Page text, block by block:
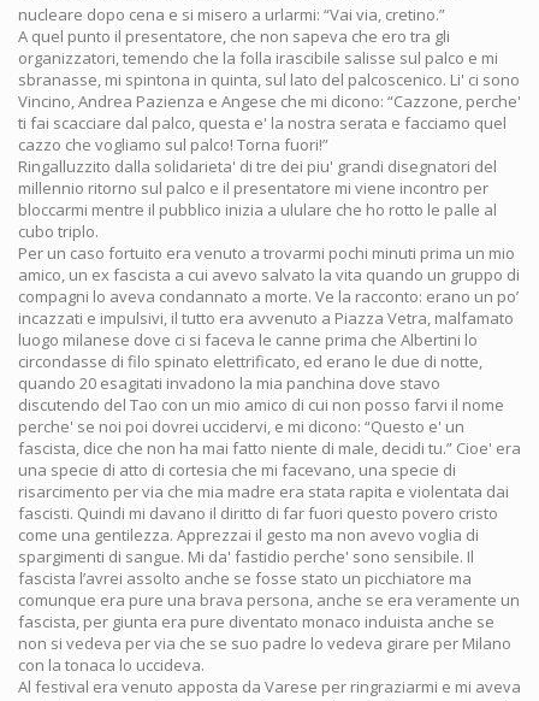
nucleare dopo cena e si misero a urlarmi: “Vai via, cretino.”
A quel punto il presentatore, che non sapeva che ero tra gli
organizzatori, temendo che la folla irascibile salisse sul palco e mi
sbranasse, mi spintona in quinta, sul lato del palcoscenico. Li' ci sono
Vincino, Andrea Pazienza e Angese che mi dicono: “Cazzone, perche'
ti fai scacciare dal palco, questa e' la nostra serata e facciamo quel
cazzo che vogliamo sul palco! Torna fuori!”
Ringalluzzito dalla solidarieta' di tre dei piu' grandi disegnatori del
millennio ritorno sul palco e il presentatore mi viene incontro per
bloccarmi mentre il pubblico inizia a ululare che ho rotto le palle al
cubo triplo.
Per un caso fortuito era venuto a trovarmi pochi minuti prima un mio
amico, un ex fascista a cui avevo salvato la vita quando un gruppo di
compagni lo aveva condannato a morte. Ve la racconto: erano un po’
incazzati e impulsivi, il tutto era avvenuto a Piazza Vetra, malfamato
luogo milanese dove ci si faceva le canne prima che Albertini lo
circondasse di filo spinato elettrificato, ed erano le due di notte,
quando 20 esagitati invadono la mia panchina dove stavo
discutendo del Tao con un mio amico di cui non posso farvi il nome
perche' se noi poi dovrei uccidervi, e mi dicono: “Questo e' un
fascista, dice che non ha mai fatto niente di male, decidi tu.” Cioe' era
una specie di atto di cortesia che mi facevano, una specie di
risarcimento per via che mia madre era stata rapita e violentata dai
fascisti. Quindi mi davano il diritto di far fuori questo povero cristo
come una gentilezza. Apprezzai il gesto ma non avevo voglia di
spargimenti di sangue. Mi da' fastidio perche' sono sensibile. Il
fascista l’avrei assolto anche se fosse stato un picchiatore ma
comunque era pure una brava persona, anche se era veramente un
fascista, per giunta era pure diventato monaco induista anche se
non si vedeva per via che se suo padre lo vedeva girare per Milano
con la tonaca lo uccideva.
Al festival era venuto apposta da Varese per ringraziarmi e mi aveva